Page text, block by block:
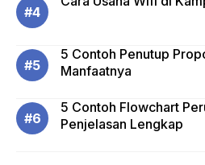
5 Contoh Penutup
Manfaatnya
5 Contoh Flowchart
Penjelasan Lengkap